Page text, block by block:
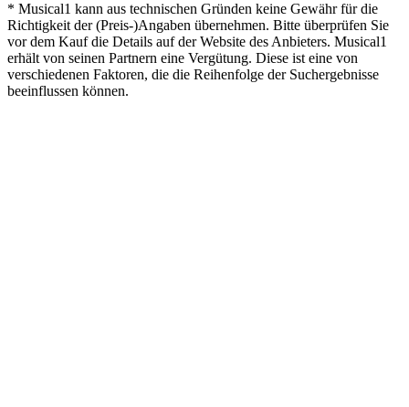
* Musical1 kann aus technischen Gründen keine Gewähr für die
Richtigkeit der (Preis-)Angaben übernehmen. Bitte überprüfen Sie
vor dem Kauf die Details auf der Website des Anbieters. Musical1
erhält von seinen Partnern eine Vergütung. Diese ist eine von
verschiedenen Faktoren, die die Reihenfolge der Suchergebnisse
beeinflussen können.